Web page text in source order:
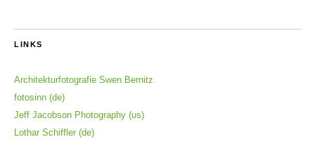
LINKS
Architekturfotografie Swen Bernitz
fotosinn (de)
Jeff Jacobson Photography (us)
Lothar Schiffler (de)